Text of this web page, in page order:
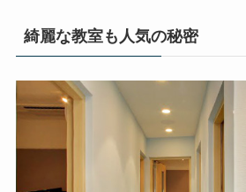
綺麗な教室も人気の秘密